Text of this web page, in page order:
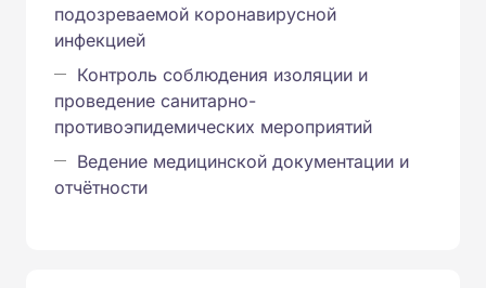
подозреваемой коронавирусной
инфекцией
Контроль соблюдения изоляции и
проведение санитарно-
противоэпидемических мероприятий
Ведение медицинской документации и
отчётности